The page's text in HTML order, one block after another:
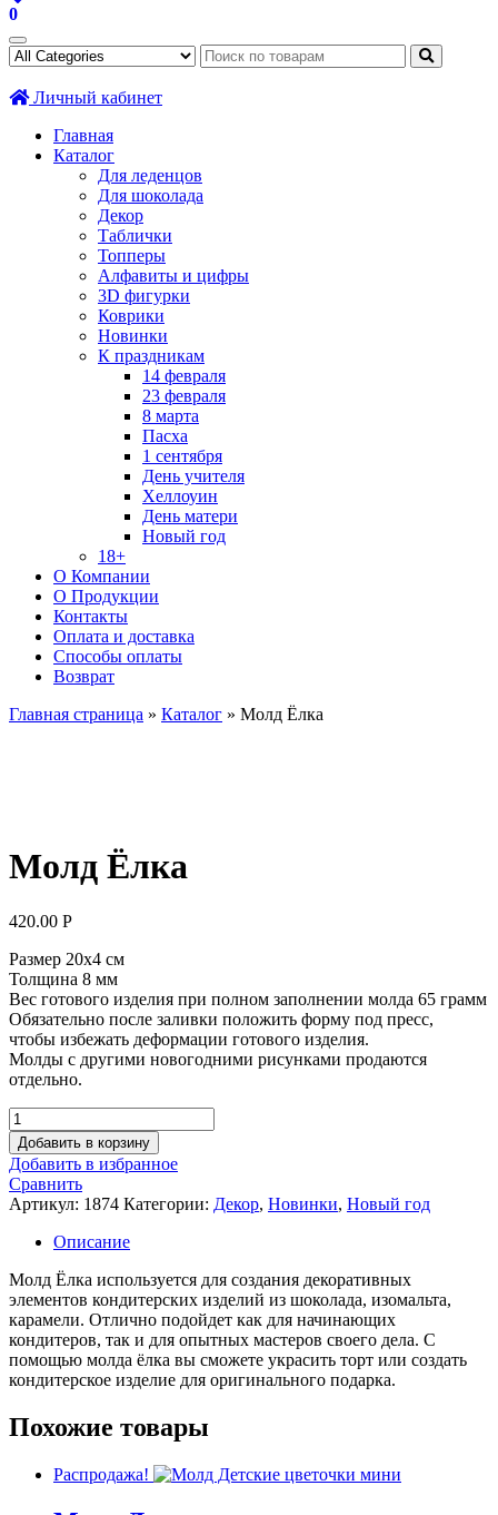
0
Личный кабинет
Главная
Каталог
Для леденцов
Для шоколада
Декор
Таблички
Топперы
Алфавиты и цифры
3D фигурки
Коврики
Новинки
К праздникам
14 февраля
23 февраля
8 марта
Пасха
1 сентября
День учителя
Хеллоуин
День матери
Новый год
18+
О Компании
О Продукции
Контакты
Оплата и доставка
Способы оплаты
Возврат
Главная страница » Каталог » Молд Ёлка
Молд Ёлка
420.00 Р
Размер 20х4 см
Толщина 8 мм
Вес готового изделия при полном заполнении молда 65 грамм
Обязательно после заливки положить форму под пресс,
чтобы избежать деформации готового изделия.
Молды с другими новогодними рисунками продаются
отдельно.
Количество
товара
Молд
Ёлка
Добавить в корзину
Добавить в избранное
Сравнить
Артикул: 1874 Категории: Декор, Новинки, Новый год
Описание
Молд Ёлка используется для создания декоративных
элементов кондитерских изделий из шоколада, изомальта,
карамели. Отлично подойдет как для начинающих
кондитеров, так и для опытных мастеров своего дела. С
помощью молда ёлка вы сможете украсить торт или создать
кондитерское изделие для оригинального подарка.
Похожие товары
Распродажа!